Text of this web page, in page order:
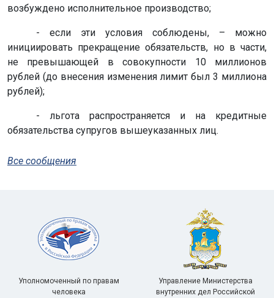
возбуждено исполни­тельное производство;
- если эти условия соблюдены, – можно
инициировать прекращение обязательств, но в части,
не превышающей в совокупности 10 миллионов
рублей (до внесения изменения лимит был 3 миллиона
рублей);
- льгота распространяется и на кредитные
обязательства супругов вышеуказанных лиц.
Все сообщения
Уполномоченный по правам
человека
Управление Министерства
внутренних дел Российской